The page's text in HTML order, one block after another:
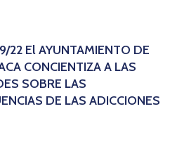
22 El AYUNTAMIENTO DE
CONCIENTIZA A LAS
SOBRE LAS
DE LAS ADICCIONES